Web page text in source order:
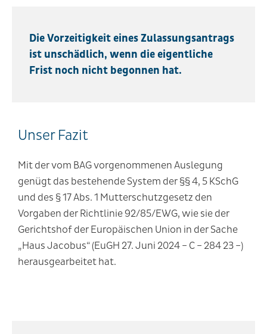
Die Vorzeitigkeit eines Zulassungsantrags
ist unschädlich, wenn die eigentliche
Frist noch nicht begonnen hat.
Unser Fazit
Mit der vom BAG vorgenommenen Auslegung
genügt das bestehende System der §§ 4, 5 KSchG
und des § 17 Abs. 1 Mutterschutzgesetz den
Vorgaben der Richtlinie 92/85/EWG, wie sie der
Gerichtshof der Europäischen Union in der Sache
„Haus Jacobus“ (EuGH 27. Juni 2024 – C – 284 23 –)
herausgearbeitet hat.